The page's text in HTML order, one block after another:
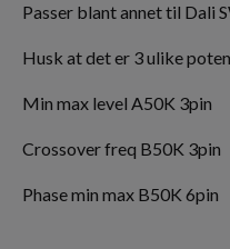
Passer blant annet til Dali
Husk at det er 3 ulike
Min max level A50K 3pin
Crossover freq B50K 3pin
Phase min max B50K 6pin